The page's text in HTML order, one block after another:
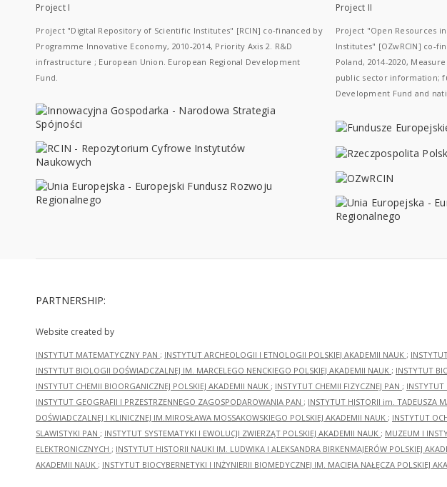
Project I
Project "Digital Repository of Scientific Institutes" [RCIN] co-financed by
Programme Innovative Economy, 2010-2014, Priority Axis 2. R&D
infrastructure ; European Union. European Regional Development
Fund.
Project II
Project "Open Resources
Institutes" [OZwRCIN] co-
Poland, 2014-2020,
public sector information;
Development Fund and
PARTNERSHIP:
Website created by
INSTYTUT MATEMATYCZNY PAN ; INSTYTUT ARCHEOLOGII I ETNOLOGII POLSKIEJ AKADEMII NAUK ;
INSTYTUT BIOLOGII DOŚWIADCZALNEJ IM. MARCELEGO NENCKIEGO POLSKIEJ AKADEMII NAUK ; INSTYTUT
INSTYTUT CHEMII BIOORGANICZNEJ POLSKIEJ AKADEMII NAUK ; INSTYTUT CHEMII FIZYCZNEJ PAN ; INSTYTUT
INSTYTUT GEOGRAFII I PRZESTRZENNEGO ZAGOSPODAROWANIA PAN ; INSTYTUT HISTORII im. TADEUSZA
DOŚWIADCZALNEJ I KLINICZNEJ IM.MIROSŁAWA MOSSAKOWSKIEGO POLSKIEJ AKADEMII NAUK ; INSTYTUT
SLAWISTYKI PAN ; INSTYTUT SYSTEMATYKI I EWOLUCJI ZWIERZĄT POLSKIEJ AKADEMII NAUK ; MUZEUM I
ELEKTRONICZNYCH ; INSTYTUT HISTORII NAUKI IM. LUDWIKA I ALEKSANDRA BIRKENMAJERÓW POLSKIEJ
AKADEMII NAUK ; INSTYTUT BIOCYBERNETYKI I INŻYNIERII BIOMEDYCZNEJ IM. MACIEJA NAŁĘCZA POLSKIEJ